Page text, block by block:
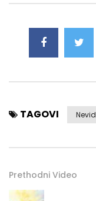
TAGOVI
Prethodni Video